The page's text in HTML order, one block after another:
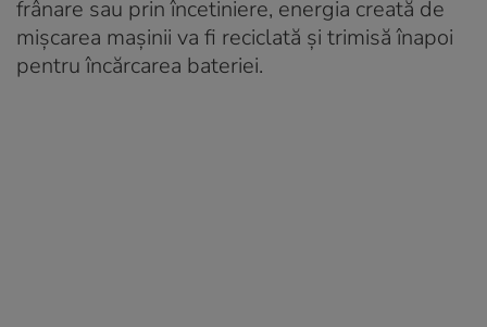
frânare sau prin încetiniere, energia creată de
mișcarea mașinii va fi reciclată și trimisă înapoi
pentru încărcarea bateriei.